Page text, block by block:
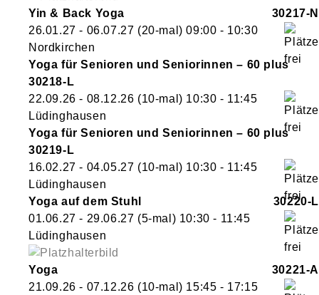
Yin & Back Yoga
30217-N
26.01.27 - 06.07.27 (20-mal)09:00 - 10:30
Nordkirchen
Yoga für Senioren und Seniorinnen – 60 plus
30218-L
22.09.26 - 08.12.26 (10-mal) 10:30 - 11:45
Lüdinghausen
Yoga für Senioren und Seniorinnen – 60 plus
30219-L
16.02.27 - 04.05.27 (10-mal) 10:30 - 11:45
Lüdinghausen
Yoga auf dem Stuhl
30220-L
01.06.27 - 29.06.27 (5-mal) 10:30 - 11:45
Lüdinghausen
Yoga
30221-A
21.09.26 - 07.12.26 (10-mal) 15:45 - 17:15